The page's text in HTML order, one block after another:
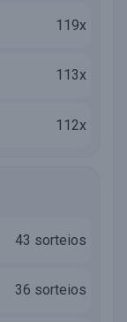
119x
113x
112x
43 sorteios
36 sorteios